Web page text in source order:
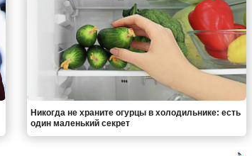
Никогда не храните огурцы в холодильнике: есть
один маленький секрет